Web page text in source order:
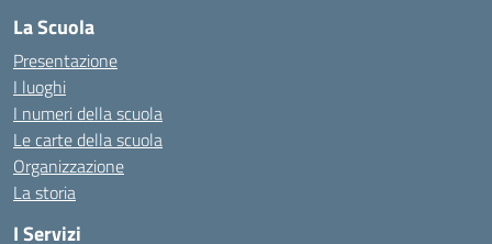
La Scuola
Presentazione
I luoghi
I numeri della scuola
Le carte della scuola
Organizzazione
La storia
I Servizi